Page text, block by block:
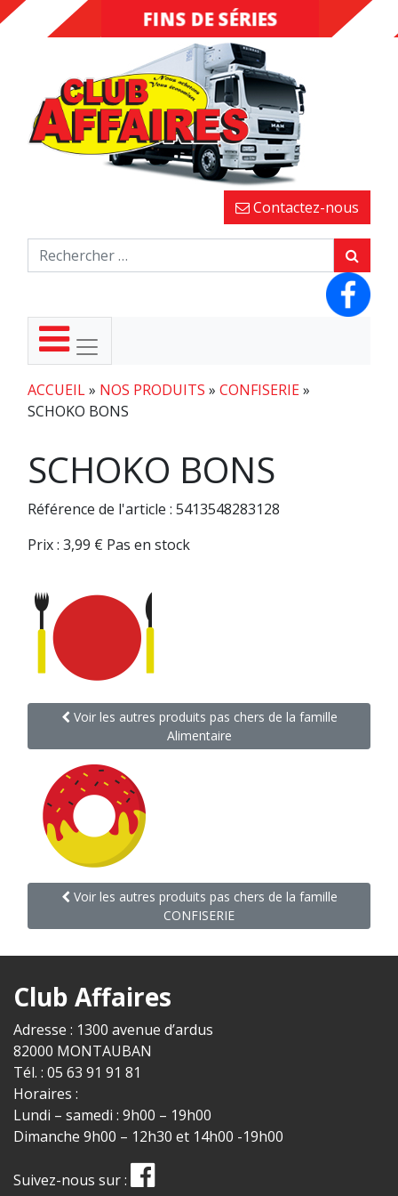
DESTOCKAGE
FINS DE SÉRIES
Contactez-nous
ACCUEIL» NOS PRODUITS » CONFISERIE»
SCHOKO BONS
SCHOKO BONS
Référence de l'article : 5413548283128
Prix : 3,99 € Pas en stock
Voir les autres produits pas chers de la famille
Alimentaire
Voir les autres produits pas chers de la famille
CONFISERIE
Club Affaires
Adresse : 1300 avenue d’ardus
82000 MONTAUBAN
Tél. : 05 63 91 91 81
Horaires :
Lundi – samedi : 9h00 – 19h00
Dimanche 9h00 – 12h30 et 14h00 -19h00
Suivez-nous sur :